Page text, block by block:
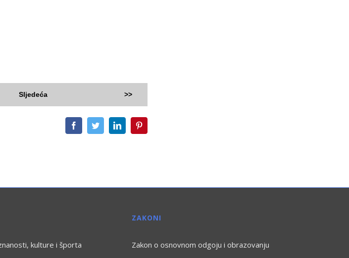
Sljedeća >>
FacebookTwitterLinkedIn
kulture i športa
ZAKONI
Zakon o osnovnom odgoju i obrazovanju